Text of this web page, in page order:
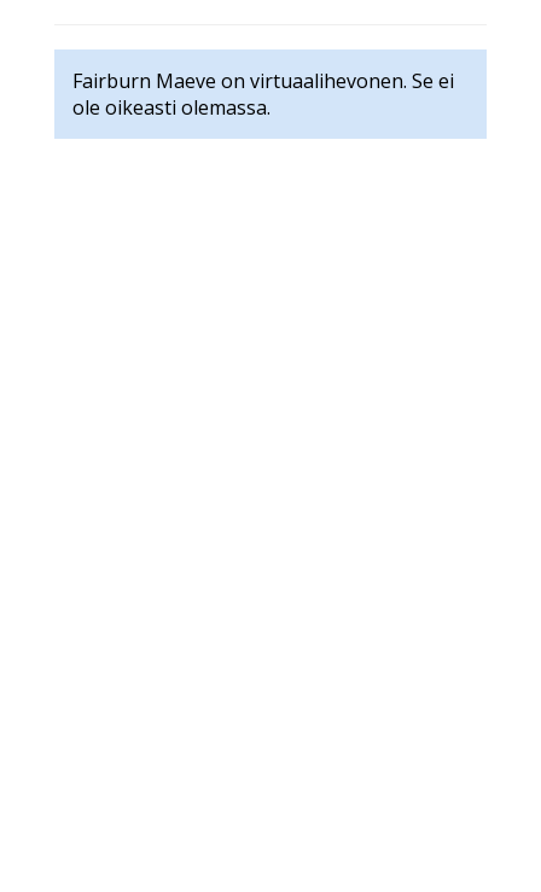
Fairburn Maeve on virtuaalihevonen. Se ei
ole oikeasti olemassa.